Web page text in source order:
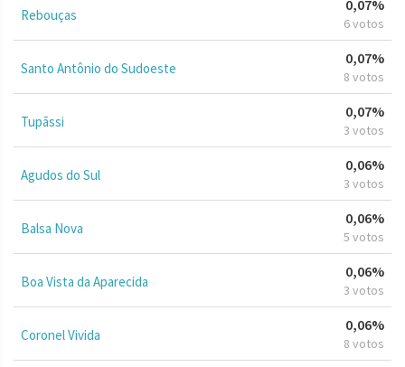
Rebouças
0,07%
6 votos
Santo Antônio do Sudoeste
0,07%
8 votos
Tupãssi
0,07%
3 votos
Agudos do Sul
0,06%
3 votos
Balsa Nova
0,06%
5 votos
Boa Vista da Aparecida
0,06%
3 votos
Coronel Vivida
0,06%
8 votos